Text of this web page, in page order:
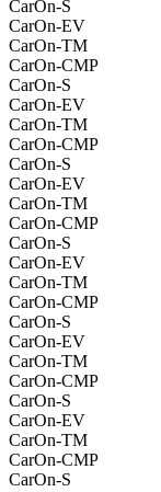
CarOn-S
CarOn-EV
CarOn-TM
CarOn-CMP
CarOn-S
CarOn-EV
CarOn-TM
CarOn-CMP
CarOn-S
CarOn-EV
CarOn-TM
CarOn-CMP
CarOn-S
CarOn-EV
CarOn-TM
CarOn-CMP
CarOn-S
CarOn-EV
CarOn-TM
CarOn-CMP
CarOn-S
CarOn-EV
CarOn-TM
CarOn-CMP
CarOn-S